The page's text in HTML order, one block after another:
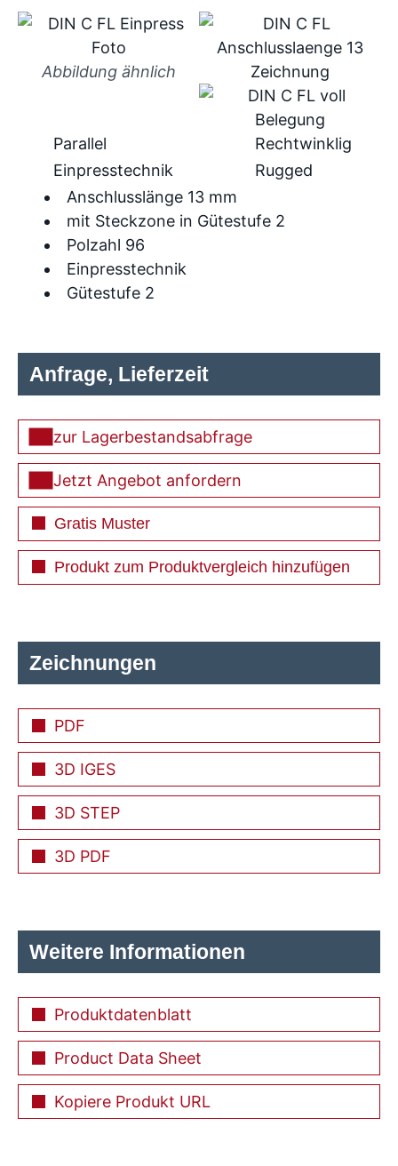
Abbildung ähnlich
Anschlusslänge 13 mm
mit Steckzone in Gütestufe 2
Polzahl 96
Einpresstechnik
Gütestufe 2
Parallel
Rechtwinklig
Einpresstechnik
Rugged
Zeichnungen
PDF
3D IGES
3D STEP
3D PDF
Weitere Informationen
Produktdatenblatt
Product Data Sheet
Kopiere Produkt URL
Anfrage, Lieferzeit
zur Lagerbestandsabfrage
Jetzt Angebot anfordern
Gratis Muster
Produkt zum Produktvergleich hinzufügen